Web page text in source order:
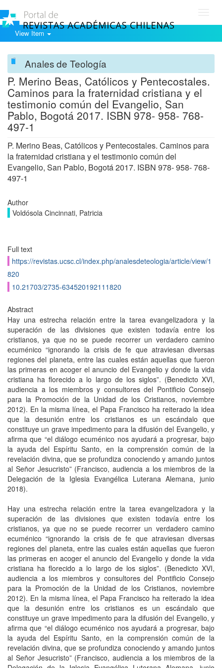
View Item
Anales de Teología
P. Merino Beas, Católicos y Pentecostales.
Caminos para la fraternidad cristiana y el
testimonio común del Evangelio, San
Pablo, Bogotá 2017. ISBN 978- 958- 768-
497-1
P. Merino Beas, Católicos y Pentecostales. Caminos para
la fraternidad cristiana y el testimonio común del
Evangelio, San Pablo, Bogotá 2017. ISBN 978- 958- 768-
497-1
Author
Voldósola Cincinnati, Patricia
Full text
https://revistas.ucsc.cl/index.php/analesdeteologia/article/view/1
820
10.21703/2735-634520192111820
Abstract
Hay una estrecha relación entre la tarea evangelizadora y la
superación de las divisiones que existen todavía entre los
cristianos, ya que no se puede recorrer un verdadero camino
ecuménico “ignorando la crisis de fe que atraviesan diversas
regiones del planeta, entre las cuales están aquellas que fueron
las primeras en acoger el anuncio del Evangelio y donde la vida
cristiana ha florecido a lo largo de los siglos”. (Benedicto XVI,
audiencia a los miembros y consultores del Pontificio Consejo
para la Promoción de la Unidad de los Cristianos, noviembre
2012). En la misma línea, el Papa Francisco ha reiterado la idea
que la desunión entre los cristianos es un escándalo que
constituye un grave impedimento para la difusión del Evangelio, y
afirma que “el diálogo ecuménico nos ayudará a progresar, bajo
la ayuda del Espíritu Santo, en la comprensión común de la
revelación divina, que se profundiza conociendo y amando juntos
al Señor Jesucristo” (Francisco, audiencia a los miembros de la
Delegación de la Iglesia Evangélica Luterana Alemana, junio
2018).
Hay una estrecha relación entre la tarea evangelizadora y la
superación de las divisiones que existen todavía entre los
cristianos, ya que no se puede recorrer un verdadero camino
ecuménico “ignorando la crisis de fe que atraviesan diversas
regiones del planeta, entre las cuales están aquellas que fueron
las primeras en acoger el anuncio del Evangelio y donde la vida
cristiana ha florecido a lo largo de los siglos”. (Benedicto XVI,
audiencia a los miembros y consultores del Pontificio Consejo
para la Promoción de la Unidad de los Cristianos, noviembre
2012). En la misma línea, el Papa Francisco ha reiterado la idea
que la desunión entre los cristianos es un escándalo que
constituye un grave impedimento para la difusión del Evangelio, y
afirma que “el diálogo ecuménico nos ayudará a progresar, bajo
la ayuda del Espíritu Santo, en la comprensión común de la
revelación divina, que se profundiza conociendo y amando juntos
al Señor Jesucristo” (Francisco, audiencia a los miembros de la